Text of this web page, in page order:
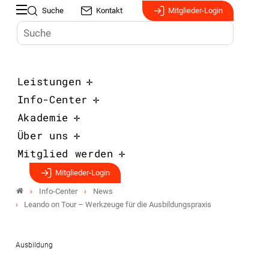
Suche Kontakt Mitglieder-Login
Leistungen
Info-Center
Akademie
Über uns
Mitglied werden
Mitglieder-Login
Info-Center
News
Leando on Tour – Werkzeuge für die Ausbildungspraxis
Ausbildung